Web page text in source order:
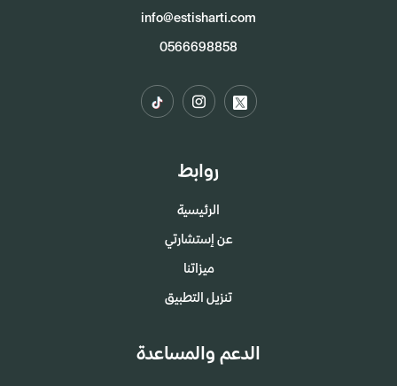
info@estisharti.com
0566698858
روابط
الرئيسية
عن إستشارتي
ميزاتنا
تنزيل التطبيق
الدعم والمساعدة